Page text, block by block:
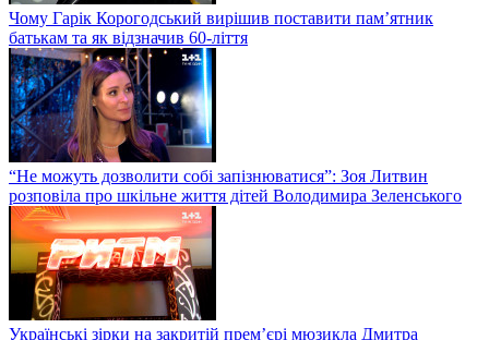
Чому Гарік Корогодський вирішив поставити пам’ятник
батькам та як відзначив 60-ліття
“Не можуть дозволити собі запізнюватися”: Зоя Литвин
розповіла про шкільне життя дітей Володимира Зеленського
Українські зірки на закритій прем’єрі мюзикла Дмитра